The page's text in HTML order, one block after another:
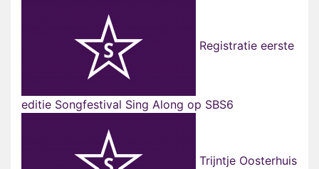
Registratie eerste
editie Songfestival Sing Along op SBS6
Trijntje Oosterhuis